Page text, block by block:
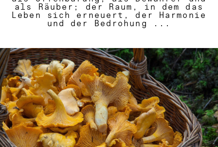
als Räuber; der Raum, in dem das
Leben sich erneuert, der Harmonie
und der Bedrohung ...